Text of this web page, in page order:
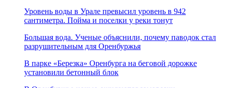
Уровень воды в Урале превысил уровень в 942
сантиметра. Пойма и поселки у реки тонут
Большая вода. Ученые объяснили, почему паводок стал
разрушительным для Оренбуржья
В парке «Березка» Оренбурга на беговой дорожке
установили бетонный блок